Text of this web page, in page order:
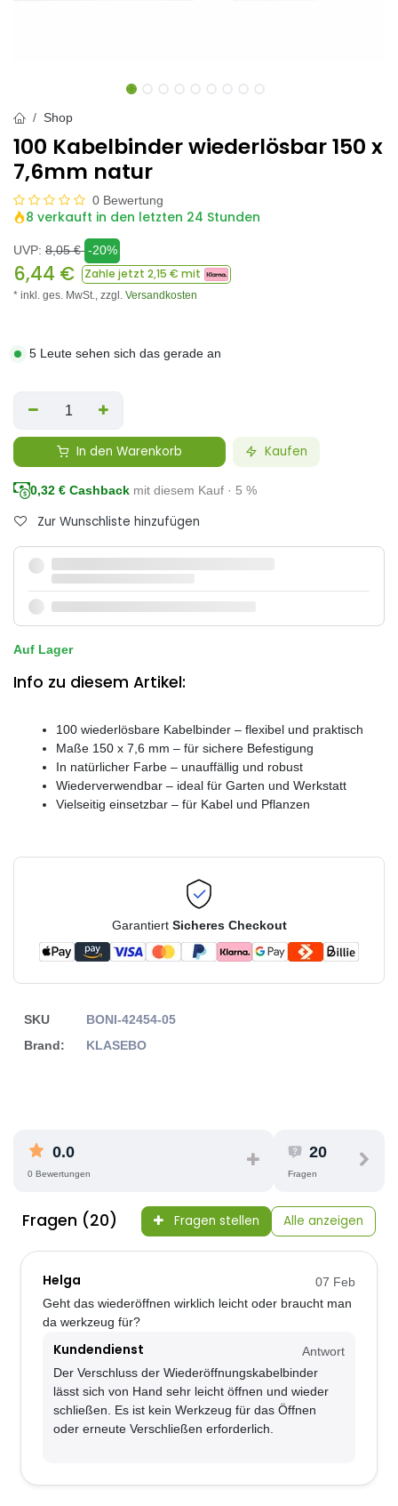
Shop
100 Kabelbinder wiederlösbar 150 x
7,6mm natur
0 Bewertung
8 verkauft in den letzten 24 Stunden
UVP: 8,05€ -20%
6,44 € Zahle jetzt 2,15 € mit
* inkl. ges. MwSt., zzgl. Versandkosten
5 Leute sehen sich das gerade an
In den Warenkorb Kaufen
0,32 € Cashback mit diesem Kauf · 5 %
Zur Wunschliste hinzufügen
Auf Lager
Info zu diesem Artikel:
100 wiederlösbare Kabelbinder – flexibel und praktisch
Maße 150 x 7,6 mm – für sichere Befestigung
In natürlicher Farbe – unauffällig und robust
Wiederverwendbar – ideal für Garten und Werkstatt
Vielseitig einsetzbar – für Kabel und Pflanzen
Garantiert Sicheres Checkout
SKU
BONI-42454-05
Brand:
KLASEBO
0.0
0 Bewertungen
20
Fragen
Fragen (20) Fragen stellen Alle anzeigen
Helga
07 Feb
Geht das wiederöffnen wirklich leicht oder braucht man
da werkzeug für?
Kundendienst
Antwort
Der Verschluss der Wiederöffnungskabelbinder
lässt sich von Hand sehr leicht öffnen und wieder
schließen. Es ist kein Werkzeug für das Öffnen
oder erneute Verschließen erforderlich.